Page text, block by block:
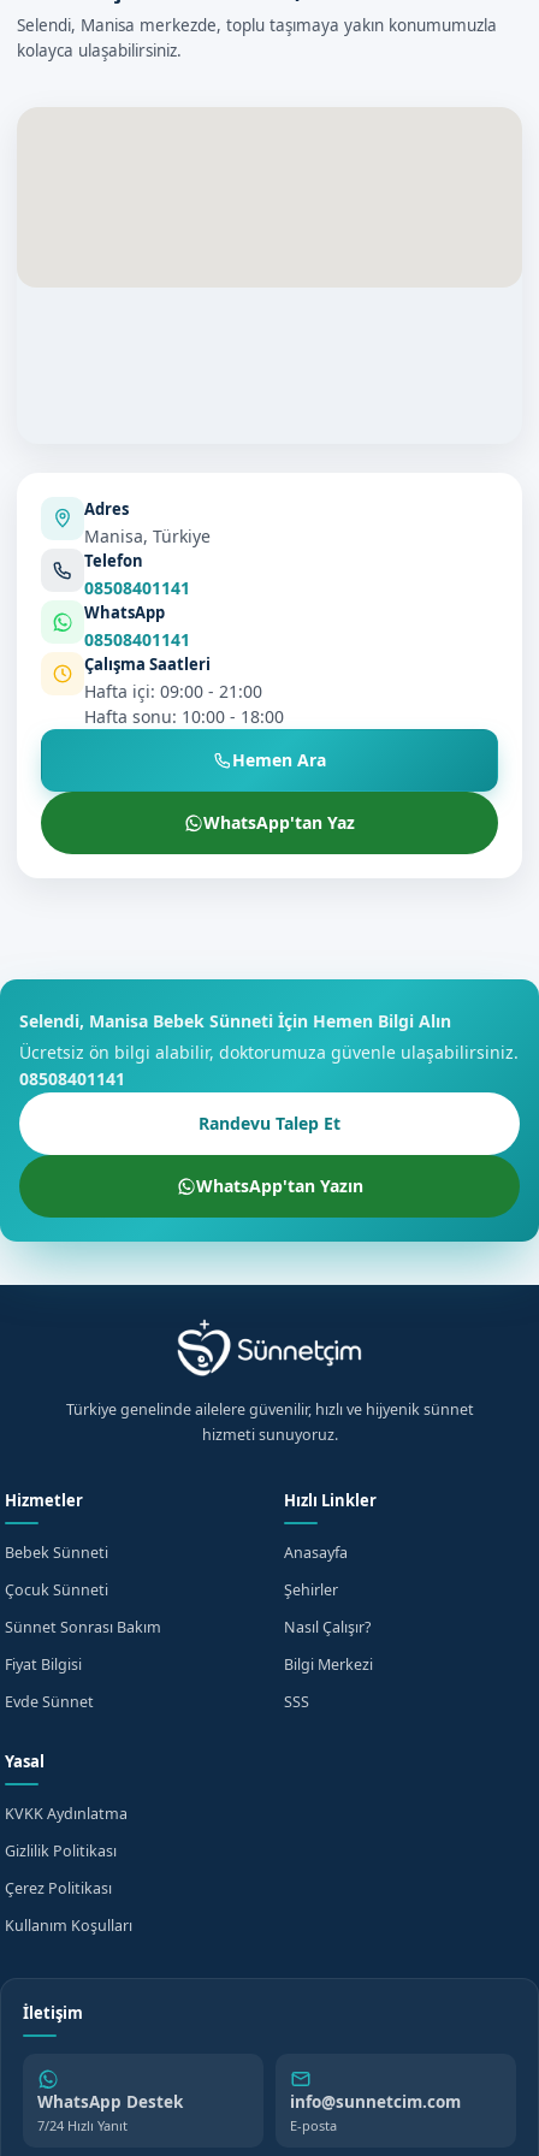
Selendi, Manisa merkezde, toplu taşımaya yakın konumumuzla
kolayca ulaşabilirsiniz.
Adres
Manisa, Türkiye
Telefon
08508401141
WhatsApp
08508401141
Çalışma Saatleri
Hafta içi: 09:00 - 21:00
Hafta sonu: 10:00 - 18:00
Hemen Ara
WhatsApp'tan Yaz
Selendi, Manisa Bebek Sünneti İçin Hemen Bilgi Alın
Ücretsiz ön bilgi alabilir, doktorumuza güvenle ulaşabilirsiniz.
08508401141
Randevu Talep Et
WhatsApp'tan Yazın
Türkiye genelinde ailelere güvenilir, hızlı ve hijyenik sünnet
hizmeti sunuyoruz.
Hizmetler
Bebek Sünneti
Çocuk Sünneti
Sünnet Sonrası Bakım
Fiyat Bilgisi
Evde Sünnet
Hızlı Linkler
Anasayfa
Şehirler
Nasıl Çalışır?
Bilgi Merkezi
SSS
Yasal
KVKK Aydınlatma
Gizlilik Politikası
Çerez Politikası
Kullanım Koşulları
İletişim
WhatsApp Destek
7/24 Hızlı Yanıt
info@sunnetcim.com
E-posta